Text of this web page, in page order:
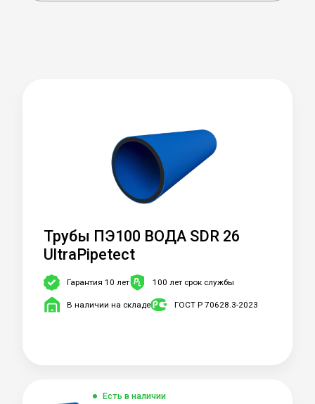
Трубы ПЭ100 ВОДА SDR 26
UltraPipetect
Гарантия 10 лет 100 лет срок службы
В наличии на складе ГОСТ Р 70628.3-2023
Есть в наличии